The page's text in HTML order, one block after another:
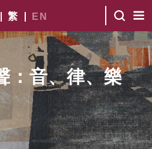
繁 EN
：音、律、樂